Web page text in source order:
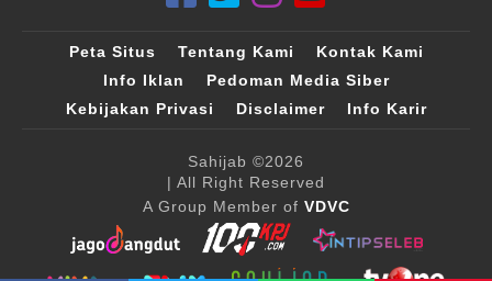
Peta Situs Tentang Kami
Kontak Kami
Info Iklan
Pedoman Media Siber
Kebijakan Privasi
Disclaimer Info Karir
Sahijab ©2026
| All Right Reserved
A Group Member of VDVC